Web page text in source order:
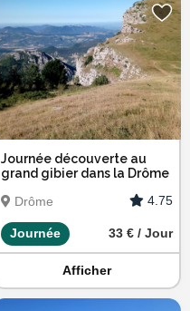
Journée découverte au
grand gibier dans la Drôme
Drôme
4.75
Journée 33 € / Jour
Afficher